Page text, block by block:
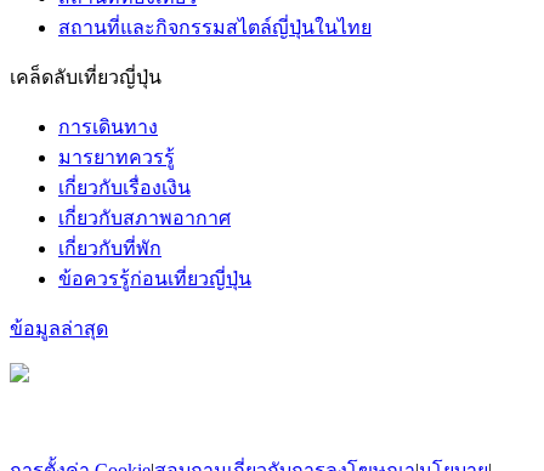
สถานที่และกิจกรรมสไตล์ญี่ปุ่นในไทย
เคล็ดลับเที่ยวญี่ปุ่น
การเดินทาง
มารยาทควรรู้
เกี่ยวกับเรื่องเงิน
เกี่ยวกับสภาพอากาศ
เกี่ยวกับที่พัก
ข้อควรรู้ก่อนเที่ยวญี่ปุ่น
ข้อมูลล่าสุด